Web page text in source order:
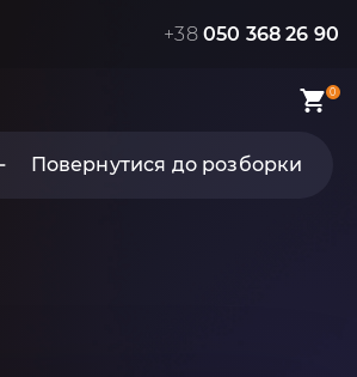
+38 050 368 26 90
0
Повернутися до розборки